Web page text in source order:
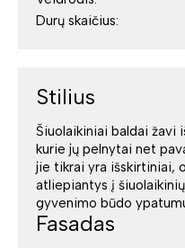
Durų skaičius:
Stilius
Šiuolaikiniai baldai žavi
kurie jų pelnytai net
jie tikrai yra išskirtiniai,
atliepiantys į
gyvenimo būdo
Fasadas